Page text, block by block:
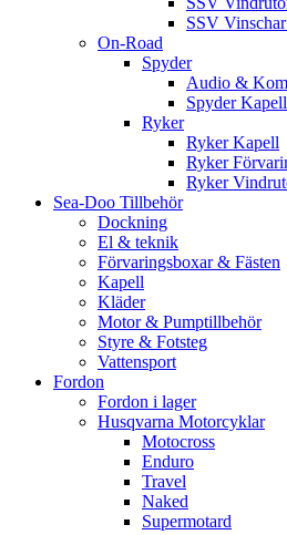
SSV
On-Road
Spyder
Audio &
Spyder Kapell
Ryker
Ryker Kapell
Ryker
Ryker
Sea-Doo Tillbehör
Dockning
El & teknik
Förvaringsboxar & Fästen
Kapell
Kläder
Motor & Pumptillbehör
Styre & Fotsteg
Vattensport
Fordon
Fordon i lager
Husqvarna Motorcyklar
Motocross
Enduro
Travel
Naked
Supermotard